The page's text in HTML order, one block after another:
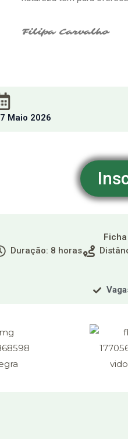
Filipa Carvalho
Maio 2026
Duração: 8 horas